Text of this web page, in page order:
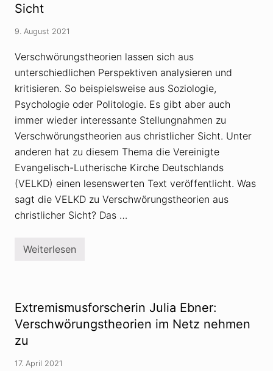
Sicht
9. August 2021
Verschwörungstheorien lassen sich aus
unterschiedlichen Perspektiven analysieren und
kritisieren. So beispielsweise aus Soziologie,
Psychologie oder Politologie. Es gibt aber auch
immer wieder interessante Stellungnahmen zu
Verschwörungstheorien aus christlicher Sicht. Unter
anderen hat zu diesem Thema die Vereinigte
Evangelisch-Lutherische Kirche Deutschlands
(VELKD) einen lesenswerten Text veröffentlicht. Was
sagt die VELKD zu Verschwörungstheorien aus
christlicher Sicht? Das …
V
w
ö
r
g
Weiterlesen
Extremismusforscherin Julia Ebner:
Verschwörungstheorien im Netz nehmen
zu
17. April 2021